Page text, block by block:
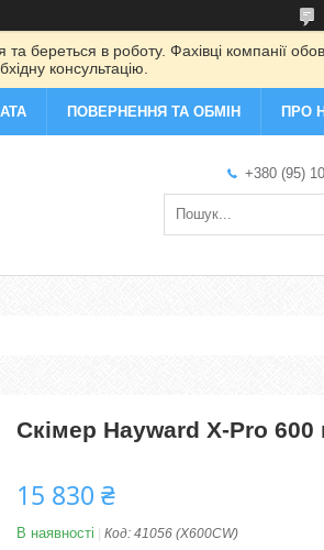
береться в роботу. Фахівці компанії
консультацію.
ПОВЕРНЕННЯ ТА ОБМІН ПРО
+380 (95)
Скімер Hayward X-Pro 600
15 830 ₴
В наявності Код: 41056 (X600CW)